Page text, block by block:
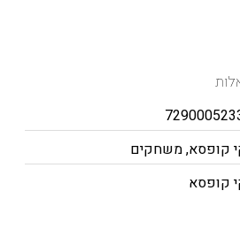
קופסא,משחקים
קופסא